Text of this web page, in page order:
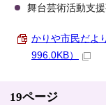
舞台芸術活動支
かりや市民だ
996.0KB）
19ページ